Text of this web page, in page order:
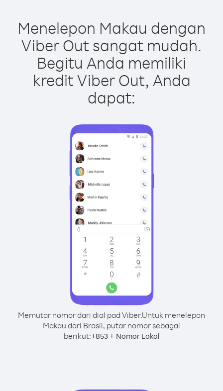
Menelepon Makau dengan
Viber Out sangat mudah.
Begitu Anda memiliki
kredit Viber Out, Anda
dapat:
Memutar nomor dari dial pad Viber.Untuk menelepon
Makau dari Brasil, putar nomor sebagai
berikut:+853+ Nomor Lokal